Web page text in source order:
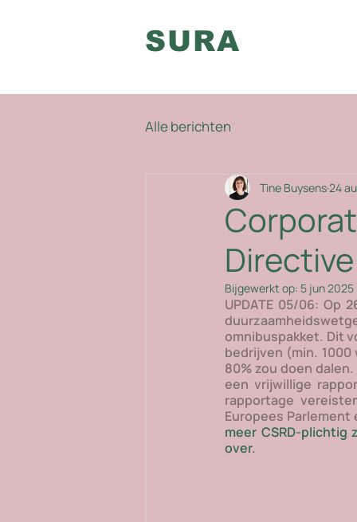
SURA
Alle berichten
Tine Buysens24
Bijgewerkt op: 5 jun 2025
UPDATE 05/06: Op
omnibuspakket. Dit
bedrijven (min.
80% zou doen
een vrijwillige
rapportage
Europees Parlement
meer CSRD-
over.